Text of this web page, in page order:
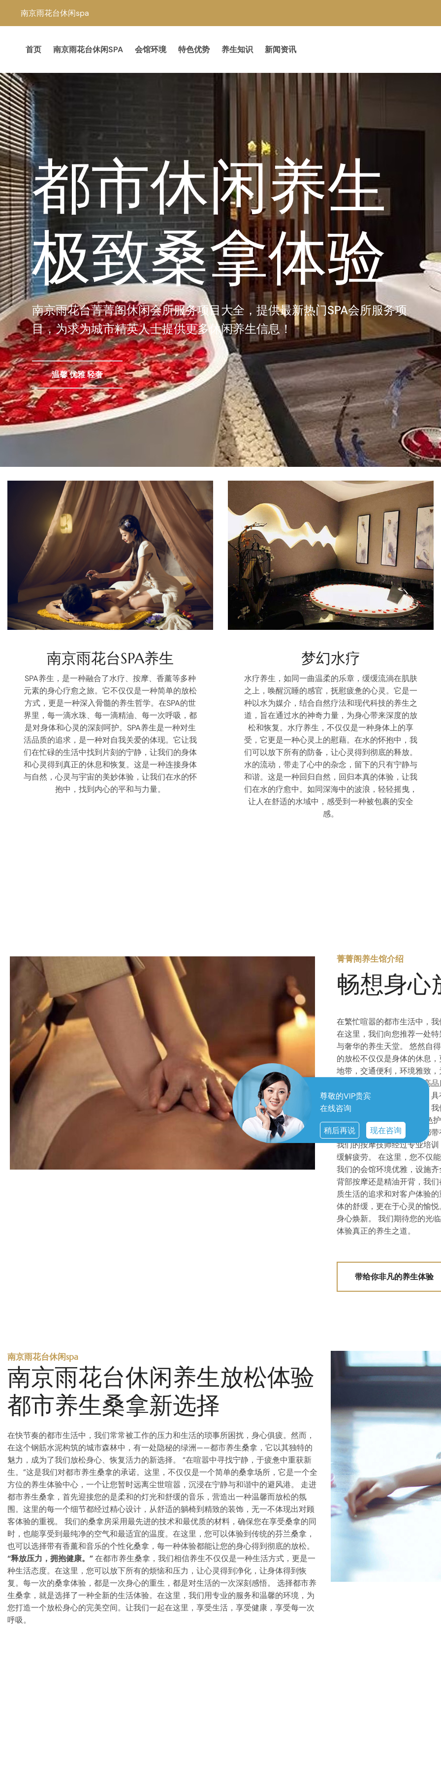
尊敬的VIP贵宾
在线咨询
稍后再说 现在咨询
南京雨花台休闲spa
首页 南京雨花台休闲SPA 会馆环境 特色优势 养生知识 新闻资讯
都市休闲养生
极致桑拿体验
南京雨花台菁菁阁休闲会所服务项目大全，提供最新热门SPA会所服务项
目，为求为城市精英人士提供更多休闲养生信息！
温馨 优雅 轻奢
香薰等多种
简单的放松
SPA的世
次呼吸，都
是一种对生
现。它让我
我们的身体
种连接身体
们在水的怀
梦幻水疗
水疗养生，如同一曲温柔的乐章，缓缓流淌在肌肤
之上，唤醒沉睡的感官，抚慰疲惫的心灵。它是一
种以水为媒介，结合自然疗法和现代科技的养生之
道，旨在通过水的神奇力量，为身心带来深度的放
松和恢复。水疗养生，不仅仅是一种身体上的享
受，它更是一种心灵上的慰藉。在水的怀抱中，我
们可以放下所有的防备，让心灵得到彻底的释放。
水的流动，带走了心中的杂念，留下的只有宁静与
和谐。这是一种回归自然，回归本真的体验，让我
们在水的疗愈中。如同深海中的波浪，轻轻摇曳，
让人在舒适的水域中，感受到一种被包裹的安全
泰式SPA养生
泰式SPA的特色还在于其精油的使用
往由泰国当地的芳香植物制成，如鸡
茉莉、薰衣草、香茅等，它们不仅在
的皮肤和身体，还能在嗅觉上带来抚
神层面起到疗愈作用。在这里，你不
东西，细节处理得非常细腻温柔，让
的体验都是值得的。 泰式SPA是一种
滋润，利用最自然的方法，通过人体
能即听觉、嗅觉、视觉及味觉、触觉
一种身、心、灵皆俱舒畅的感觉。从
肌肤至心灵，将精、气、神三合一，
灵的和谐与统一。这是一种让人难
菁菁阁养生馆介绍
畅想身心
在繁忙喧嚣的都市生活中，
在这里，我们向您推荐一处
与奢华的养生天堂。 悠然自
的放松不仅仅是身体的休息
地带，交通便利，环境雅致
入眼帘的是优雅的环境和高
桑拿房采用进口木材制作，
妙。除了传统的桑拿体验，
您不同的需求。 我们的特色
容理疗，每一个护理项目都
我们的按摩技师经过专业培
缓解疲劳。 在这里，您不仅
我们的会馆环境优雅，设施
背部按摩还是精油开背，我
质生活的追求和对客户体验
体的舒缓，更在于心灵的愉
身心焕新。 我们期待您的光
体验真正的养生之道。
带给你非凡的养生体验
南京雨花台休闲spa
南京雨花台休闲养生放松体验
都市养生桑拿新选择
在快节奏的都市生活中，我们常常被工作的压力和生活的琐事所困扰，身心俱疲。然而，
在这个钢筋水泥构筑的城市森林中，有一处隐秘的绿洲——都市养生桑拿，它以其独特的
魅力，成为了我们放松身心、恢复活力的新选择。 “在喧嚣中寻找宁静，于疲惫中重获新
生。”这是我们对都市养生桑拿的承诺。这里，不仅仅是一个简单的桑拿场所，它是一个全
方位的养生体验中心，一个让您暂时远离尘世喧嚣，沉浸在宁静与和谐中的避风港。 走进
都市养生桑拿，首先迎接您的是柔和的灯光和舒缓的音乐，营造出一种温馨而放松的氛
围。这里的每一个细节都经过精心设计，从舒适的躺椅到精致的装饰，无一不体现出对顾
客体验的重视。 我们的桑拿房采用最先进的技术和最优质的材料，确保您在享受桑拿的同
时，也能享受到最纯净的空气和最适宜的温度。在这里，您可以体验到传统的芬兰桑拿，
也可以选择带有香薰和音乐的个性化桑拿，每一种体验都能让您的身心得到彻底的放松。
“释放压力，拥抱健康。”在都市养生桑拿，我们相信养生不仅仅是一种生活方式，更是一
种生活态度。在这里，您可以放下所有的烦恼和压力，让心灵得到净化，让身体得到恢
复。每一次的桑拿体验，都是一次身心的重生，都是对生活的一次深刻感悟。 选择都市养
生桑拿，就是选择了一种全新的生活体验。在这里，我们用专业的服务和温馨的环境，为
您打造一个放松身心的完美空间。让我们一起在这里，享受生活，享受健康，享受每一次
呼吸。